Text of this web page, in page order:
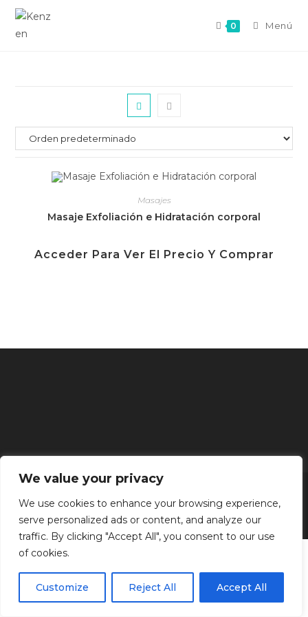
We value your privacy
We use cookies to enhance your browsing experience,
serve personalized ads or content, and analyze our
traffic. By clicking "Accept All", you consent to our use
of cookies.
Customize Reject All Accept All
0 Menú
Masajes
Masaje Exfoliación e Hidratación corporal
Acceder Para Ver El Precio Y Comprar
Tratamientos faciales Depilación definitiva
Manos y Pies
Masajes Aparatología Estética Productos
Kenzen Copyright 2024